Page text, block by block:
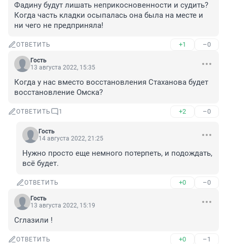
Фадину будут лишать неприкосновенности и судить?
Когда часть кладки осыпалась она была на месте и
ни чего не предприняла!
ОТВЕТИТЬ +1 –0
Гость
13 августа 2022, 15:35
Когда у нас вместо восстановления Стаханова будет
восстановление Омска?
ОТВЕТИТЬ 1 +2 –0
Гость
14 августа 2022, 21:25
Нужно просто еще немного потерпеть, и подождать,
всё будет.
ОТВЕТИТЬ +0 –0
Гость
13 августа 2022, 15:19
Сглазили !
ОТВЕТИТЬ +0 –1